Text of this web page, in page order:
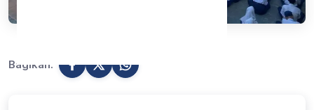
Bagikan: